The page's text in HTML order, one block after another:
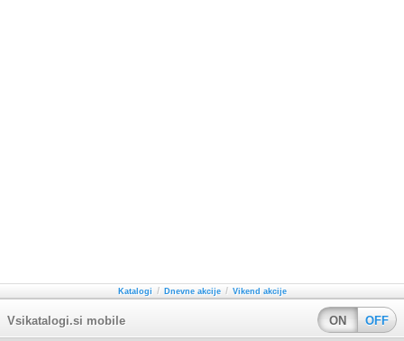
Katalogi / Dnevne akcije / Vikend akcije
Vsikatalogi.si mobile ON OFF